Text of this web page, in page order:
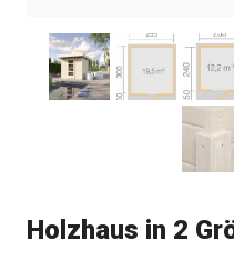
Holzhaus in 2